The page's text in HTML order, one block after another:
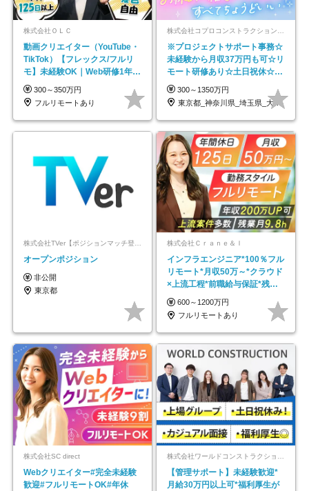
株式会社ＯＬＣ
動画クリエイター（YouTube・
TikTok）【フレックス/フルリ
モ】未経験OK｜Web研修1年間
｜副業OK
300～350万円
フルリモートあり
※プロジェクトサポート事務☆
未経験から月収37万円も可☆リ
モート研修あり☆土日祝休☆20
代～30代活躍/b
300～1350万円
東京都_神奈川県_埼玉県_大阪府_愛知県…
株式会社TVer【ポジションマッチ登録】
オープンポジション
非公開
東京都
株式会社Ｃｒａｎｅ＆Ｉ
インフラエンジニア*100％フル
リモート*月収50万～*クラウド
×上流工程*前職給与保証*残業
月9.8h
600～1200万円
フルリモートあり
株式会社SC direct
Webクリエイター#完全未経験
歓迎#フルリモートOK#年休
【管理サポート】未経験歓迎*
月給30万円以上可*福利厚生が